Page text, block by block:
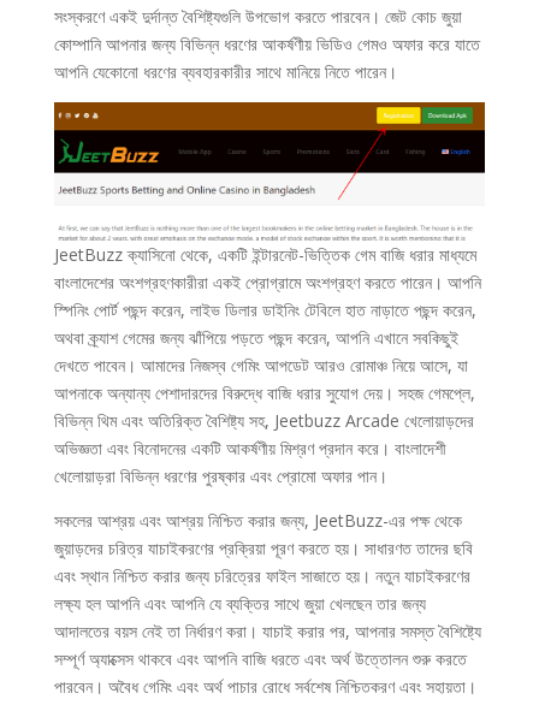
সংস্করণে একই দুর্দান্ত বৈশিষ্ট্যগুলি উপভোগ করতে পারবেন। জেট কোচ জুয়া
কোম্পানি আপনার জন্য বিভিন্ন ধরণের আকর্ষণীয় ভিডিও গেমও অফার করে যাতে
আপনি যেকোনো ধরণের ব্যবহারকারীর সাথে মানিয়ে নিতে পারেন।
JeetBuzz ক্যাসিনো থেকে, একটি ইন্টারনেট-ভিত্তিক গেম বাজি ধরার মাধ্যমে
বাংলাদেশের অংশগ্রহণকারীরা একই প্রোগ্রামে অংশগ্রহণ করতে পারেন। আপনি
স্পিনিং পোর্ট পছন্দ করেন, লাইভ ডিলার ডাইনিং টেবিলে হাত নাড়াতে পছন্দ করেন,
অথবা ক্র্যাশ গেমের জন্য ঝাঁপিয়ে পড়তে পছন্দ করেন, আপনি এখানে সবকিছুই
দেখতে পাবেন। আমাদের নিজস্ব গেমিং আপডেট আরও রোমাঞ্চ নিয়ে আসে, যা
আপনাকে অন্যান্য পেশাদারদের বিরুদ্ধে বাজি ধরার সুযোগ দেয়। সহজ গেমপ্লে,
বিভিন্ন থিম এবং অতিরিক্ত বৈশিষ্ট্য সহ, Jeetbuzz Arcade খেলোয়াড়দের
অভিজ্ঞতা এবং বিনোদনের একটি আকর্ষণীয় মিশ্রণ প্রদান করে। বাংলাদেশী
খেলোয়াড়রা বিভিন্ন ধরণের পুরষ্কার এবং প্রোমো অফার পান।
সকলের আশ্রয় এবং আশ্রয় নিশ্চিত করার জন্য, JeetBuzz-এর পক্ষ থেকে
জুয়াড়দের চরিত্র যাচাইকরণের প্রক্রিয়া পূরণ করতে হয়। সাধারণত তাদের ছবি
এবং স্থান নিশ্চিত করার জন্য চরিত্রের ফাইল সাজাতে হয়। নতুন যাচাইকরণের
লক্ষ্য হল আপনি এবং আপনি যে ব্যক্তির সাথে জুয়া খেলছেন তার জন্য
আদালতের বয়স নেই তা নির্ধারণ করা। যাচাই করার পর, আপনার সমস্ত বৈশিষ্ট্যে
সম্পূর্ণ অ্যাক্সেস থাকবে এবং আপনি বাজি ধরতে এবং অর্থ উত্তোলন শুরু করতে
পারবেন। অবৈধ গেমিং এবং অর্থ পাচার রোধে সর্বশেষ নিশ্চিতকরণ এবং সহায়তা।